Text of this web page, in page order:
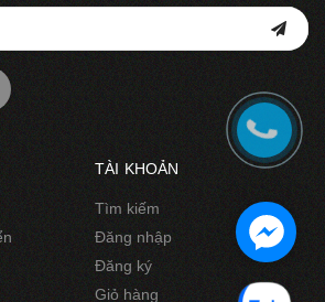
TÀI KHOẢN
Tìm kiếm
Đăng nhập
Đăng ký
Giỏ hàng